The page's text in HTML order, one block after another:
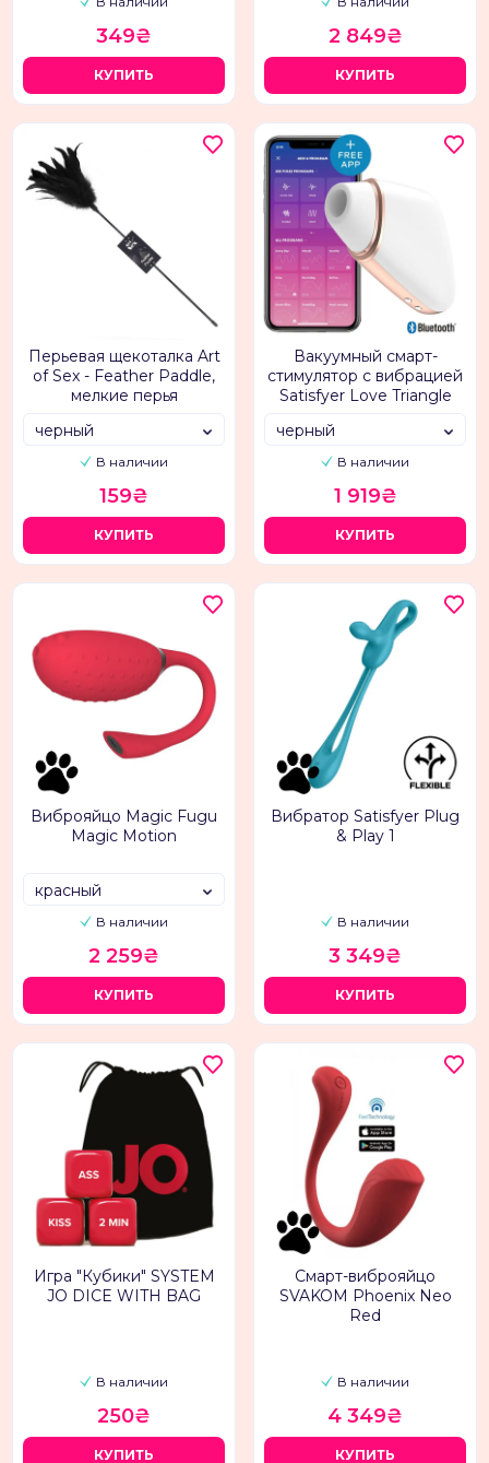
349₴
КУПИТЬ
2 849₴
КУПИТЬ
Перьевая щекоталка Art
of Sex - Feather Paddle,
мелкие перья
В наличии
черный
159₴
КУПИТЬ
Вакуумный смарт-
стимулятор с вибрацией
Satisfyer Love Triangle
В наличии
черный
1 919₴
КУПИТЬ
Виброяйцо Magic Fugu
Magic Motion
В наличии
красный
2 259₴
КУПИТЬ
Вибратор Satisfyer Plug
& Play 1
В наличии
3 349₴
КУПИТЬ
Игра "Кубики" SYSTEM
JO DICE WITH BAG
В наличии
250₴
КУПИТЬ
Смарт-виброяйцо
SVAKOM Phoenix Neo
Red
В наличии
4 349₴
КУПИТЬ